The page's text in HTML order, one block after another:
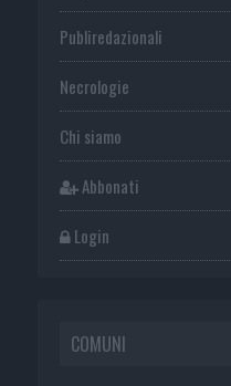
Publiredazionali
Necrologie
Chi siamo
Abbonati
Login
COMUNI